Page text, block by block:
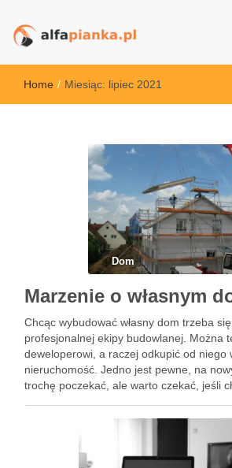
alfapianka.pl
Home / Miesiąc: lipiec 2021
Dom
Marzenie o własnym
Chcąc wybudować własny dom trzeba
profesjonalnej ekipy budowlanej. Można
deweloperowi, a raczej odkupić od niego
nieruchomość. Jedno jest pewne, na
trochę poczekać, ale warto czekać, jeśli
projektu budowlanego …